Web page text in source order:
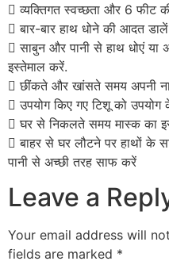
 व्यक्तिगत स्वच्छता और 6 फीट
 बार-बार हाथ धोने की आदत
 साबुन और पानी से हाथ धोएं या
इस्तेमाल करें.
 छींकते और खांसते समय अपनी
 उपयोग किए गए टिशू को
 घर से निकलते समय मास्क का
 बाहर से घर लौटने पर हाथों के
पानी से अच्छी तरह साफ करें
Leave a
Your email address will
fields are marked *